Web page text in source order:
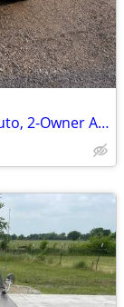
1968 Ford F250 Custom — 390 V8, C6 Auto, 2-Owner Arizona Truck